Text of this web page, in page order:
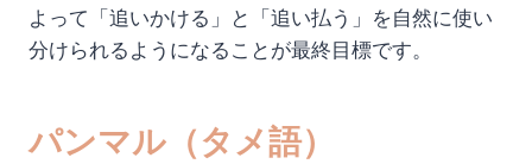
よって「追いかける」と「追い払う」を自然に使い
分けられるようになることが最終目標です。
パンマル（タメ語）